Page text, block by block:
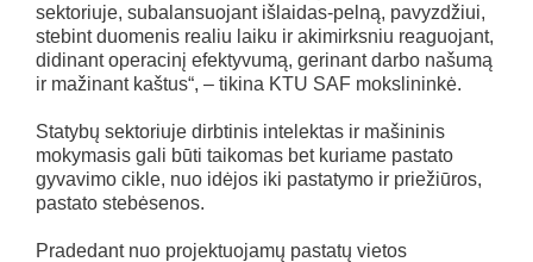
sektoriuje, subalansuojant išlaidas-pelną, pavyzdžiui,
stebint duomenis realiu laiku ir akimirksniu reaguojant,
didinant operacinį efektyvumą, gerinant darbo našumą
ir mažinant kaštus“, – tikina KTU SAF mokslininkė.
Statybų sektoriuje dirbtinis intelektas ir mašininis
mokymasis gali būti taikomas bet kuriame pastato
gyvavimo cikle, nuo idėjos iki pastatymo ir priežiūros,
pastato stebėsenos.
Pradedant nuo projektuojamų pastatų vietos